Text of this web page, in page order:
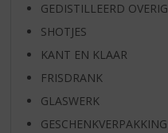
GEDISTILLEERD OVERIG
SHOTJES
KANT EN KLAAR
FRISDRANK
GLASWERK
GESCHENKVERPAKKING